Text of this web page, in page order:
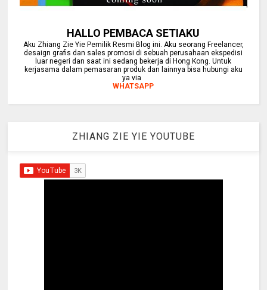
HALLO PEMBACA SETIAKU
Aku Zhiang Zie Yie Pemilik Resmi Blog ini. Aku seorang Freelancer,
desaign grafis dan sales promosi di sebuah perusahaan ekspedisi
luar negeri dan saat ini sedang bekerja di Hong Kong. Untuk
kerjasama dalam pemasaran produk dan lainnya bisa hubungi aku
ya via
WHATSAPP
ZHIANG ZIE YIE YOUTUBE